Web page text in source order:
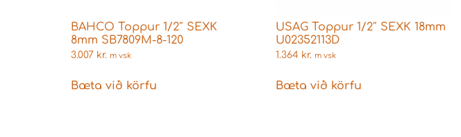
BAHCO Toppur 1/2″ SEXK
8mm SB7809M-8-120
3.007 kr. m vsk
Bæta við körfu
USAG Toppur 1/2″ SEXK 18mm
U02352113D
1.364 kr. m vsk
Bæta við körfu